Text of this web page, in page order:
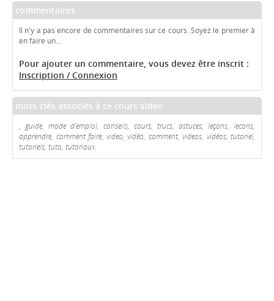
commentaires
Il n'y a pas encore de commentaires sur ce cours. Soyez le premier à
en faire un...
Pour ajouter un commentaire, vous devez être inscrit :
Inscription / Connexion
mots-clés associés à ce cours video
, guide, mode d'emploi, conseils, cours, trucs, astuces, leçons, lecons,
apprendre, comment faire, video, vidéo, comment, videos, vidéos, tutoriel,
tutoriels, tuto, tutoriaux.